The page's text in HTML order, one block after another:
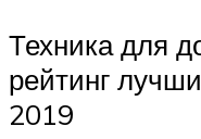
Техника для
рейтинг
2019